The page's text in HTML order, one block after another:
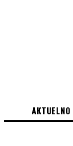
AKTUELNO